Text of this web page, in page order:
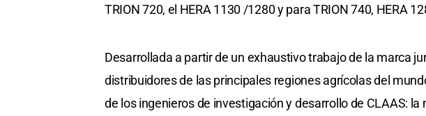
TRION 720, el HERA 1130 /1280 y para TRION 740, HERA
Desarrollada a partir de un exhaustivo trabajo de la marca
distribuidores de las principales regiones agrícolas del
de los ingenieros de investigación y desarrollo de CLAAS: la